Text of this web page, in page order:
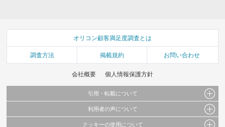
オリコン顧客満足度調査とは
調査方法 掲載規約 お問い合わせ
会社概要 個人情報保護方針
引用・転載について
当サイトで公開されている情報（文字、写真、イラスト、画像データ等）及びこれらの配
利用者の声について
クッキーの使用について